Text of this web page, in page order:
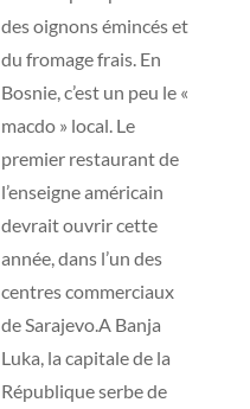
des oignons émincés et
du fromage frais. En
Bosnie, c’est un peu le «
macdo » local. Le
premier restaurant de
l’enseigne américain
devrait ouvrir cette
année, dans l’un des
centres commerciaux
de Sarajevo.A Banja
Luka, la capitale de la
République serbe de